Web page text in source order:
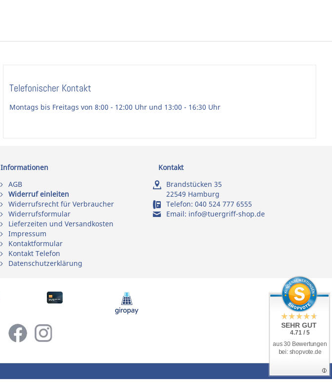
Telefonischer Kontakt
Montags bis Freitags von 8:00 - 12:00 Uhr und 13:00 - 16:30 Uhr
Informationen
AGB
Widerruf einleiten
Widerrufsrecht für Verbraucher
Widerrufsformular
Lieferzeiten und Versandkosten
Impressum
Kontaktformular
Kontakt Telefon
Datenschutzerklärung
Kontakt
Brandstücken 35
22549 Hamburg
Telefon: 040 524 777 6555
Email: info@tuergriff-shop.de
SEHR GUT
4.71 / 5
aus 30 Bewertungen
bei: shopvote.de